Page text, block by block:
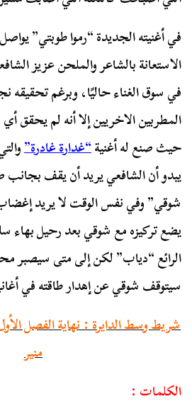
في أغنيته الجديدة “رموا طوبتي”
الاستعانة بالشاعر والملحن عزيز
في سوق الغناء حاليًا، وبرغم
المطربين الاخريين إلا أنه لم يحقق
حيث صنع له أغنية“غدارة غادرة”
يبدو أن الشافعي يريد أن يقف
شوقي” وفي نفس الوقت لا يريد
يضع تركيزه مع شوقي بعد رحيل بهاء
الرائع “دياب” لكن إلى متى سيصبر
سيتوقف شوقي عن إهدار طاقته في
شريط وسط الدايرة : نهاية الفصل
منير
الكلمات :